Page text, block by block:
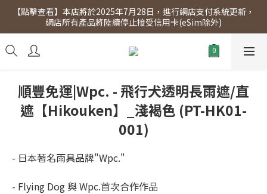
【點擊查看】會員專享 星期三全單95折!!!（優惠期至2026年12月
31日）。滿$300即免運費。
【點擊查看】本店將於2025年7月28日，進行網店支付系統更新，
網店所有產品將陸續停止接受信用卡(eSim除外)
【點擊查看】會員專享 星期三全單95折!!!（優惠期至2026年12月
31日）。滿$300即免運費。
順豐免運|Wpc. - 飛行犬透明長雨遮/直
遮【Hikouken】_淺褐色 (PT-HK01-
001)
- 日本著名雨具品牌"Wpc."
- Flying Dog 與 Wpc.首次合作作品